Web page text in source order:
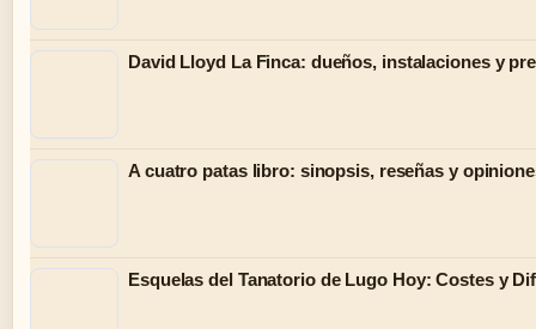
David Lloyd La Finca: dueños, instalaciones y
A cuatro patas libro: sinopsis, reseñas y
Esquelas del Tanatorio de Lugo Hoy: Costes y